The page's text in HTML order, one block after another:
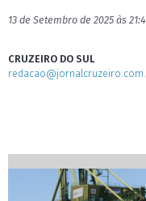
13 de Setembro de 2025 às
CRUZEIRO DO SUL